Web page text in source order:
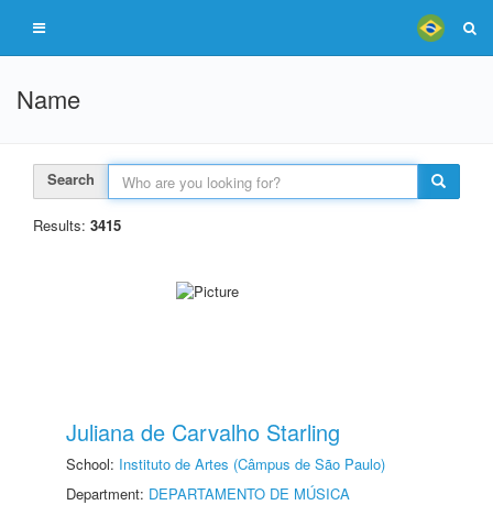
Name
Search
Results: 3415
Juliana de Carvalho Starling
School: Instituto de Artes (Câmpus de São Paulo)
Department: DEPARTAMENTO DE MÚSICA